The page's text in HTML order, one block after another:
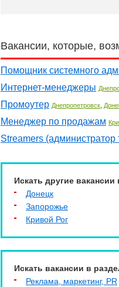
Вакансии, которые,
Помощник системного
Интернет-менеджеры
Промоутер Днепропетровск,
Менеджер по продажам
Streamers (администратор
Искать другие вакансии
Донецк
Запорожье
Кривой Рог
Искать вакансии в
Реклама, маркетинг, PR